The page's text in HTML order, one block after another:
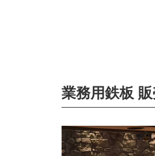
業務用鉄板